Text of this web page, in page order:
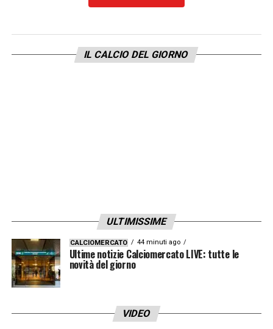
quindi con il calciomercato bloccato.
La soluzione sarebbe quella di trovare un
IL CALCIO DEL GIORNO
ULTIMISSIME
CALCIOMERCATO 44 minuti ago
Ultime notizie Calciomercato LIVE: tutte le
novità del giorno
VIDEO